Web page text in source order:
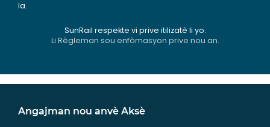
la.
SunRail respekte vi prive itilizatè li yo.
Li Règleman sou enfòmasyon prive nou an.
Angajman nou anvè Aksè